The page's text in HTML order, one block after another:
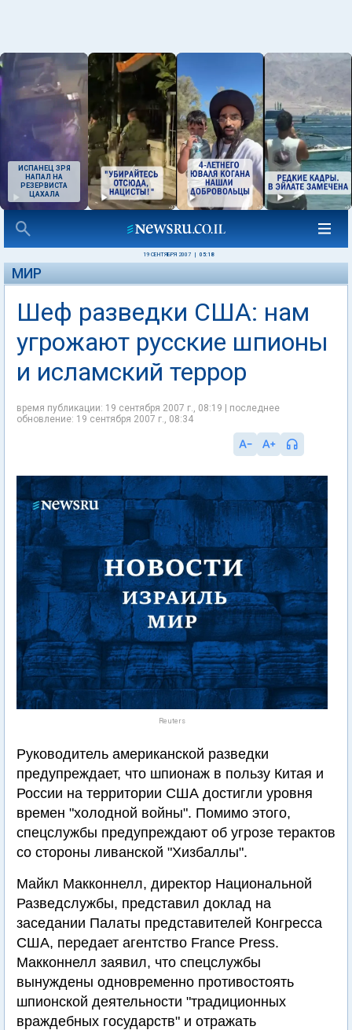
ИСПАНЕЦ ЗРЯ
НАПАЛ НА
РЕЗЕРВИСТА
ЦАХАЛА
19 СЕНТЯБРЯ 2007 05:18
МИР
Шеф разведки США: нам
угрожают русские шпионы
и исламский террор
время публикации: 19 сентября 2007 г., 08:19 | последнее
обновление: 19 сентября 2007 г., 08:34
Reuters
Руководитель американской разведки
предупреждает, что шпионаж в пользу Китая и
России на территории США достигли уровня
времен "холодной войны". Помимо этого,
спецслужбы предупреждают об угрозе терактов
со стороны ливанской "Хизбаллы".
Майкл Макконнелл, директор Национальной
Разведслужбы, представил доклад на
заседании Палаты представителей Конгресса
США, передает агентство France Press.
Макконнелл заявил, что спецслужбы
вынуждены одновременно противостоять
шпионской деятельности "традиционных
враждебных государств" и отражать